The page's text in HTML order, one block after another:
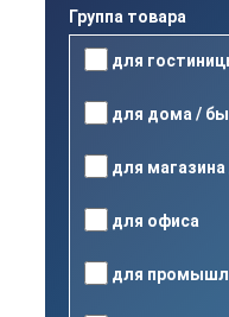
Группа товара
для
для дома /
для
для офиса
для